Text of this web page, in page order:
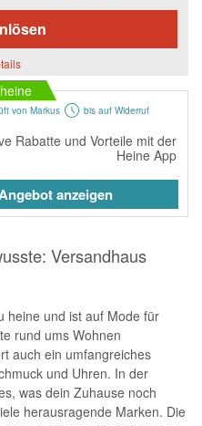
von Markus bis auf Widerruf
Rabatte und Vorteile mit der
Heine App
anzeigen
Versandhaus
heine und ist auf Mode für
rund ums Wohnen
auch ein umfangreiches
und Uhren. In der
was dein Zuhause noch
herausragende Marken. Die